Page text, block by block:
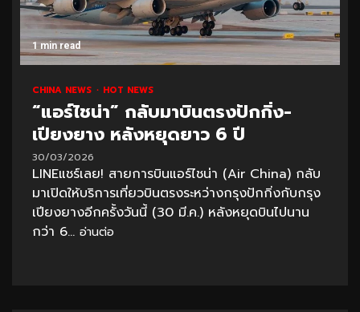
1 min read
CHINA NEWS HOT NEWS
“แอร์ไชน่า” กลับมาบินตรงปักกิ่ง-
เปียงยาง หลังหยุดยาว 6 ปี
30/03/2026
LINEแชร์เลย! สายการบินแอร์ไชน่า (Air China) กลับ
มาเปิดให้บริการเที่ยวบินตรงระหว่างกรุงปักกิ่งกับกรุง
เปียงยางอีกครั้งวันนี้ (30 มี.ค.) หลังหยุดบินไปนาน
กว่า 6... อ่านต่อ